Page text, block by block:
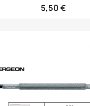
5,50 €